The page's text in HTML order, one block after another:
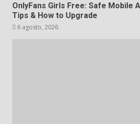
OnlyFans Girls Free: Safe Mobile
Tips & How to Upgrade
6 agosto, 2026